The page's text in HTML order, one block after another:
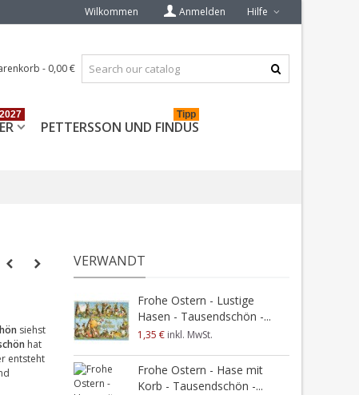
Wilkommen Anmelden Hilfe
- 0,00 €
2027
PETTERSSON UND FINDUS
Tipp
siehst
hat
entsteht
VERWANDT
Frohe Ostern - Lustige
Hasen - Tausendschön -...
1,35 € inkl. MwSt.
Frohe Ostern - Hase mit
Korb - Tausendschön -...